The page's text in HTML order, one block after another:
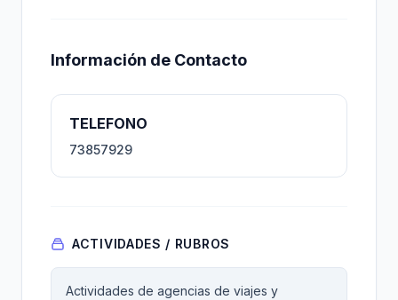
Información de Contacto
TELEFONO
73857929
ACTIVIDADES / RUBROS
Actividades de agencias de viajes y